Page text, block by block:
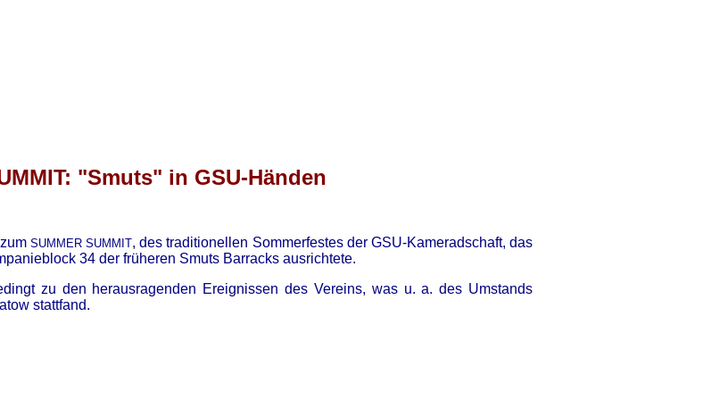
"Smuts" in GSU-Händen
SUMMER SUMMIT, des traditionellen Sommerfestes der GSU-Kameradschaft, das
34 der früheren Smuts Barracks ausrichtete.
zu den herausragenden Ereignissen des Vereins, was u. a. des Umstands
stattfand.